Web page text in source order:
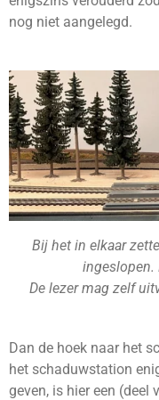
nog niet aangelegd.
Bij het in elkaar
ingeslopen.
De lezer mag zelf
Dan de hoek naar het
het schaduwstation
geven, is hier een (deel